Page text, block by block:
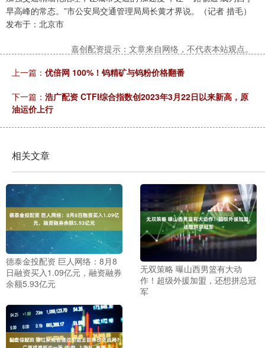
早高峰的常态。”市公安局交通管理局局长黄才界说。（记者 措毛）
发布于：北京市
嘉创配资提示：文章来自网络，不代表本站观点。
上一篇： 优倍网 100%！钨精矿与钨粉价格翻番
下一篇： 浩广配资 CTFI综合指数创2023年3月22日以来新高，原
油运价上行
相关文章
德泰金投配资 巨人网络：8月8
日融资买入1.09亿元，融资融券
余额5.93亿元
无双策略 曝山西男篮有大动
作！超级外援加盟，还想拼总冠
军